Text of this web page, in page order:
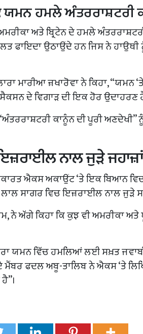
ਯਮਨ ਹਮਲੇ ਅੰਤਰਰਾਸ਼ਟਰੀ
ਅਤੇ ਬ੍ਰਿਟੇਨ ਦੇ ਹਮਲੇ
ਫਾਇਦਾ ਉਠਾਉਂਦੇ ਹਨ ਜਿਸ ਨੇ
ਮਾਰੀਆ ਜ਼ਖਾਰੋਵਾ ਨੇ ਕਿਹਾ,
ਸੈਕਸਨ ਦੇ ਵਿਗਾੜ ਦੀ ਇਕ ਹੋਰ ਉਦਾਹਰਣ
ਕਾਨੂੰਨ ਦੀ ਪੂਰੀ
ਨਾਲ ਜੁੜੇ
ਐਕਸ ਅਕਾਉਂਟ ‘ਤੇ ਇਕ ਬਿਆਨ ਵਿਚ
ਸਾਗਰ ਵਿਚ ਇਜ਼ਰਾਈਲ ਨਾਲ ਜੁੜੇ
ਨੇ ਅੱਗੇ ਕਿਹਾ ਕਿ ਕੁਝ ਵੀ ਅਮਰੀਕਾ
ਯਮਨ ਵਿੱਚ ਹਮਲਿਆਂ ਲਈ ਸਖ਼ਤ
ਮੈਂਬਰ ਫਦਲ ਅਬੂ-ਤਾਲਿਬ ਨੇ ਐਕਸ ‘ਤੇ